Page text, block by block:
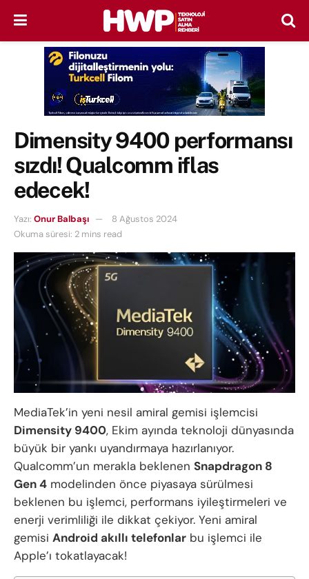
Dimensity 9400 performansı
sızdı! Qualcomm iflas
edecek!
Yazı: Onur Balbaşı
8 Ağustos 2024
Okuma süresi: 2 mins read
MediaTek’in yeni nesil amiral gemisi işlemcisi
Dimensity 9400, Ekim ayında teknoloji dünyasında
büyük bir yankı uyandırmaya hazırlanıyor.
Qualcomm’un merakla beklenen Snapdragon 8
Gen 4 modelinden önce piyasaya sürülmesi
beklenen bu işlemci, performans iyileştirmeleri ve
enerji verimliliği ile dikkat çekiyor. Yeni amiral
gemisi Android akıllı telefonlar bu işlemci ile
Apple’ı tokatlayacak!